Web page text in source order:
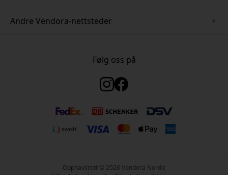
Andre Vendora-nettsteder
www.plaud.se
Følg oss på
Opphavsrett © 2026 Vendora Nordic